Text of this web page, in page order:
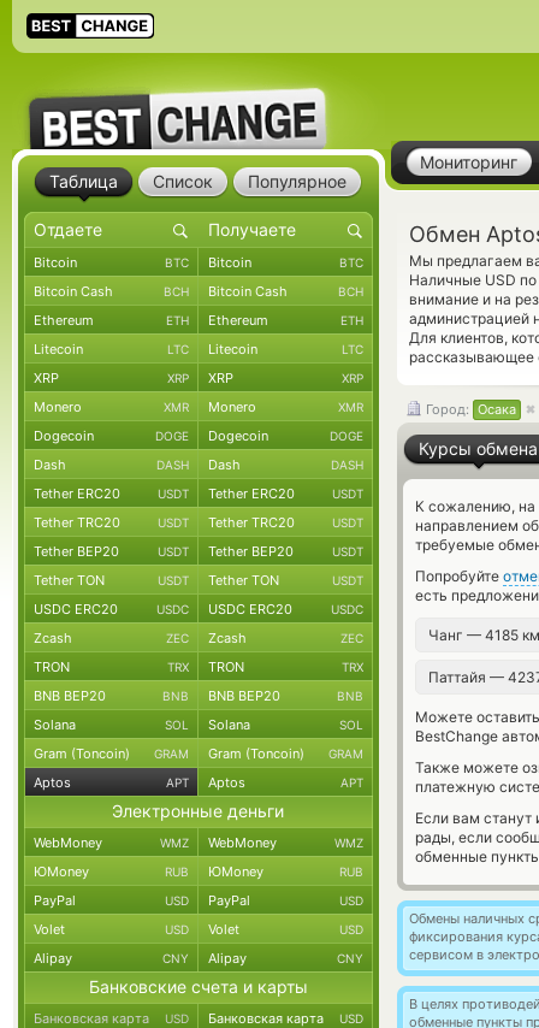
Мониторинг
Обмен
Мы предлагаем
Наличные USD
внимание и на
администрацией
Для клиентов,
рассказывающее
Город: Осака
Курсы обмена
К сожалению, на
направлением
требуемые
Попробуйте
есть
Чанг — 4185
Паттайя —
Можете
BestChange
Также можете
платежную
Если вам
рады, если
обменные
Обмены наличных
фиксирования
сервисом в
В целях
обменные пункты
Таблица Список Популярное
Bitcoin BTC Bitcoin BTC
Bitcoin Cash BCH Bitcoin Cash BCH
Ethereum ETH Ethereum ETH
Litecoin LTC Litecoin LTC
XRP XRP XRP XRP
Monero XMR Monero XMR
Dogecoin DOGE Dogecoin DOGE
Dash DASH Dash DASH
Tether ERC20 USDT Tether ERC20 USDT
Tether TRC20 USDT Tether TRC20 USDT
Tether BEP20 USDT Tether BEP20 USDT
Tether TON USDT Tether TON USDT
USDC ERC20 USDC USDC ERC20 USDC
Zcash ZEC Zcash ZEC
TRON TRX TRON TRX
BNB BEP20 BNB BNB BEP20 BNB
Solana SOL Solana SOL
Gram (Toncoin) GRAM Gram (Toncoin) GRAM
Aptos APT Aptos APT
Электронные деньги
WebMoney WMZ WebMoney WMZ
ЮMoney RUB ЮMoney RUB
PayPal USD PayPal USD
Volet USD Volet USD
Alipay CNY Alipay CNY
Банковские счета и карты
Банковская карта USD Банковская карта USD